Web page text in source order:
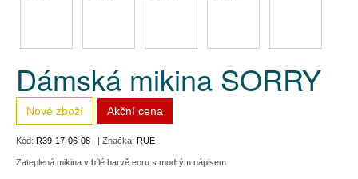
Dámská mikina SORRY
Nové zboží Akční cena
Kód: R39-17-06-08 | Značka: RUE
Zateplená mikina v bílé barvě ecru s modrým nápisem